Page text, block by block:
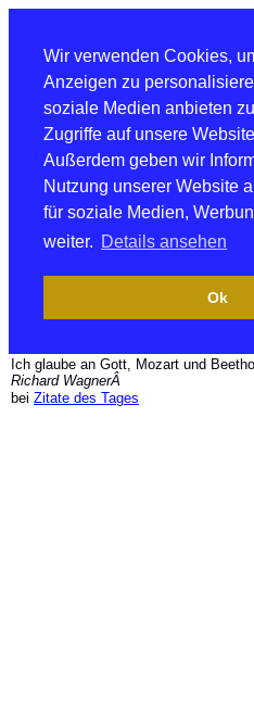
Wir verwenden Cookies,
Anzeigen zu
soziale Medien anbieten
Zugriffe auf unsere
Außerdem geben wir
Nutzung unserer Website
für soziale Medien,
weiter. Details ansehen
Ok
Ich glaube an Gott, Mozart und
Richard WagnerÂ
bei Zitate des Tages